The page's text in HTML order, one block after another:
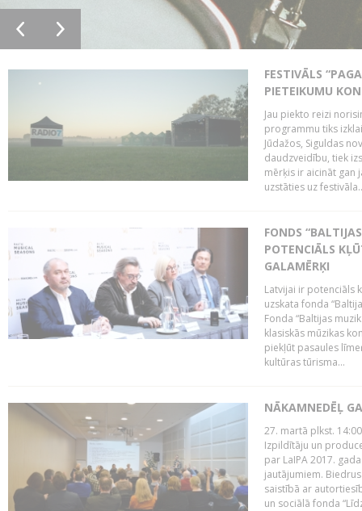
FESTIVĀLS
PIETEIKUMU
Jau piekto reizi
programmu tiks
Jūdažos, Siguldas
daudzveidību, tiek
mērķis ir aicināt gan
uzstāties uz
FONDS
POTENCIĀLS
GALAMĒRĶI
Latvijai ir potenciāls
uzskata fonda
Fonda “Baltijas
klasiskās mūzikas
piekļūt pasaules
kultūras tūrisma...
NĀKAMNEDĒĻ
27. martā plkst.
Izpildītāju un
par LaIPA 2017.
jautājumiem.
saistībā ar
un sociālā fonda